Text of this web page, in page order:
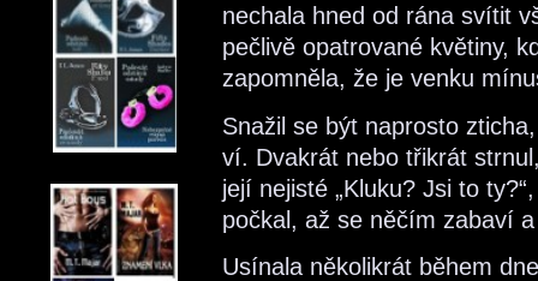
nechala hned od rána svítit
pečlivě opatrované květiny,
zapomněla, že je venku
Snažil se být naprosto
ví. Dvakrát nebo třikrát
její nejisté „Kluku? Jsi to
počkal, až se něčím zabaví
Usínala několikrát během